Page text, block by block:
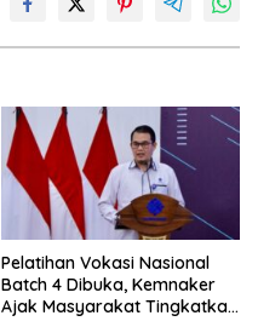
Pelatihan Vokasi Nasional
Batch 4 Dibuka, Kemnaker
Ajak Masyarakat Tingkatkan